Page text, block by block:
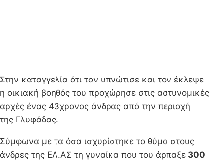
Στην καταγγελία ότι τον υπνώτισε και τον έκλεψε
η οικιακή βοηθός του προχώρησε στις αστυνομικές
αρχές ένας 43χρονος άνδρας από την περιοχή
της Γλυφάδας.
Σύμφωνα με τα όσα ισχυρίστηκε το θύμα στους
άνδρες της ΕΛ.ΑΣ τη γυναίκα που του άρπαξε 300